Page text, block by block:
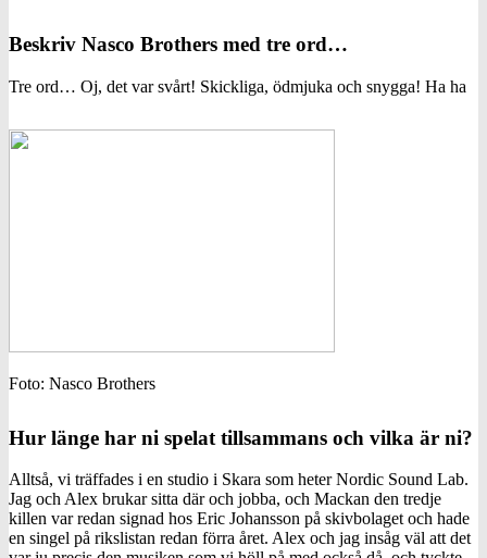
Beskriv Nasco Brothers med tre ord…
Tre ord… Oj, det var svårt! Skickliga, ödmjuka och snygga! Ha ha
Foto: Nasco Brothers
Hur länge har ni spelat tillsammans och vilka är ni?
Alltså, vi träffades i en studio i Skara som heter Nordic Sound Lab.
Jag och Alex brukar sitta där och jobba, och Mackan den tredje
killen var redan signad hos Eric Johansson på skivbolaget och hade
en singel på rikslistan redan förra året. Alex och jag insåg väl att det